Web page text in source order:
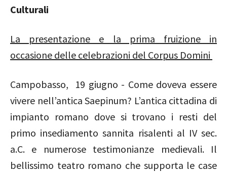
Culturali
La presentazione e la prima fruizione in
occasione delle celebrazioni del Corpus Domini
Campobasso, 19 giugno - Come doveva essere
vivere nell’antica Saepinum? L’antica cittadina di
impianto romano dove si trovano i resti del
primo insediamento sannita risalenti al IV sec.
a.C. e numerose testimonianze medievali. Il
bellissimo teatro romano che supporta le case